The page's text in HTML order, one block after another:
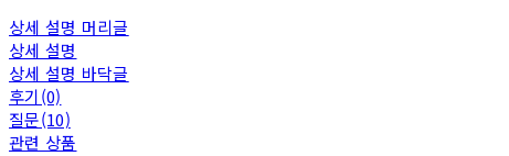
상세 설명 머리글
상세 설명
상세 설명 바닥글
후기(0)
질문(10)
관련 상품